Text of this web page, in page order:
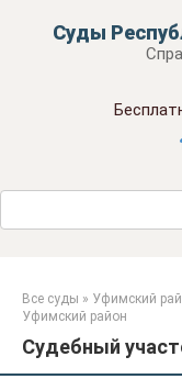
Суды
Поиск:
Все суды » Уфимский
Уфимский район
Судебный